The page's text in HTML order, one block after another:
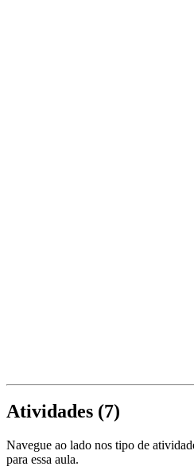
Atividades (7)
Navegue ao lado nos tipo de
para essa aula.